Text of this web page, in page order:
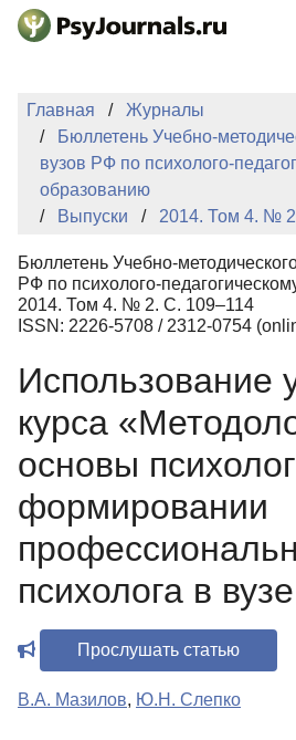
Перейти к основному содержанию
НОВОСТИ
АВТОРЫ
ПОДАТЬ
КЛЮЧЕВЫЕ
Главная
Журналы
Бюллетень Учебно-
вузов РФ по психолого-
образованию
Выпуски
2014. Том 4. № 2
Бюллетень Учебно-
РФ по психолого-
2014. Том 4. № 2. С. 109–114
ISSN: 2226-5708 / 2312-0754
Использование
курса
основы
формировании
психолога в вузе
Прослушать статью
В.А. Мазилов, Ю.Н. Слепко